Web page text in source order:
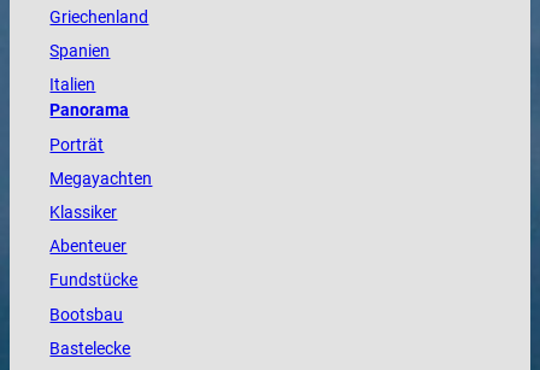
Griechenland
Spanien
Italien
Panorama
Porträt
Megayachten
Klassiker
Abenteuer
Fundstücke
Bootsbau
Bastelecke